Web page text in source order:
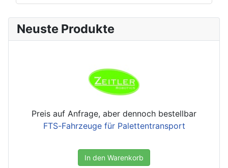
Neuste Produkte
Preis auf Anfrage, aber dennoch bestellbar
FTS-Fahrzeuge für Palettentransport
In den Warenkorb